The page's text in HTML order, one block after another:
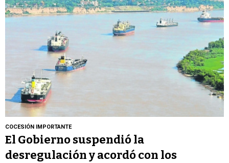
COCESIÓN IMPORTANTE
El Gobierno suspendió la
desregulación y acordó con los